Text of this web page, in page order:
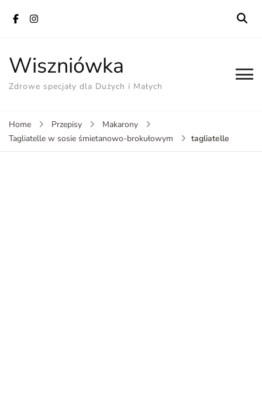
Wiszniówka
Zdrowe specjały dla Dużych i Małych
Home Przepisy
Makarony
Tagliatelle w sosie śmietanowo-brokułowym
tagliatelle